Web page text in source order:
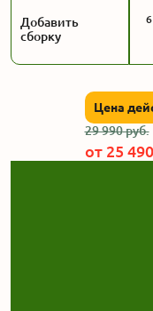
Добавить
сборку
Цена
29 990руб.
от 25 490